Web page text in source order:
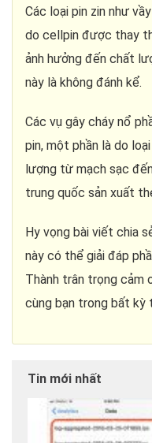
Các loại pin zin như
do cellpin được thay
ảnh hưởng đến chất
này là không đánh kể.
Các vụ gây cháy nổ
pin, một phần là do
lượng từ mạch sạc
trung quốc sản xuất
Hy vọng bài viết chia
này có thể giải đáp
Thành trân trọng cảm
cùng bạn trong bất kỳ
Tin mới nhất